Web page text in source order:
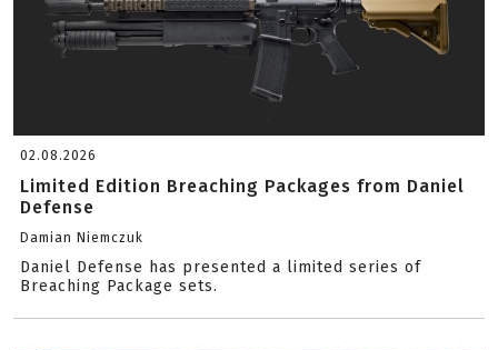
02.08.2026
Limited Edition Breaching Packages from Daniel
Defense
Damian Niemczuk
Daniel Defense has presented a limited series of
Breaching Package sets.